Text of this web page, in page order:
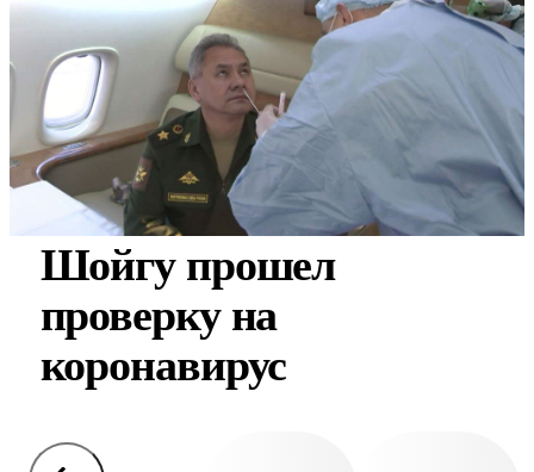
Шойгу прошел
проверку на
коронавирус